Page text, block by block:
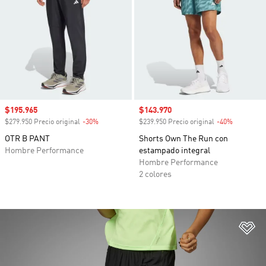
Precio de venta
$195.965
$279.950 Precio original -30%
OTR B PANT
Hombre Performance
Precio de venta
$143.970
$239.950 Precio original -40%
Shorts Own The Run con
estampado integral
Hombre Performance
2 colores